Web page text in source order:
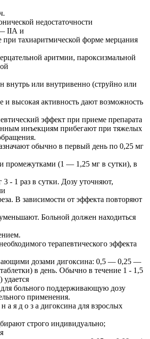
недостаточности
— IIА и
при тахиаритмической форме мерцания
аритмии, пароксизмальной
внутрь или внутривенно (струйно или
и высокая активность дают возможность
эффект при приеме препарата
инъекциям прибегают при тяжелых
обычно в первый день по 0,25 мг
промежутками (1 — 1,25 мг в сутки), в
- 1 раз в сутки. Дозу уточняют,
В зависимости от эффекта повторяют
Больной должен находиться
терапевтического эффекта
дозами дигоксина: 0,5 — 0,25 —
в день. Обычно в течение 1 - 1,5
удается
больного поддерживающую дозу
применения.
а я д о з а дигоксина для взрослых
строго индивидуально;